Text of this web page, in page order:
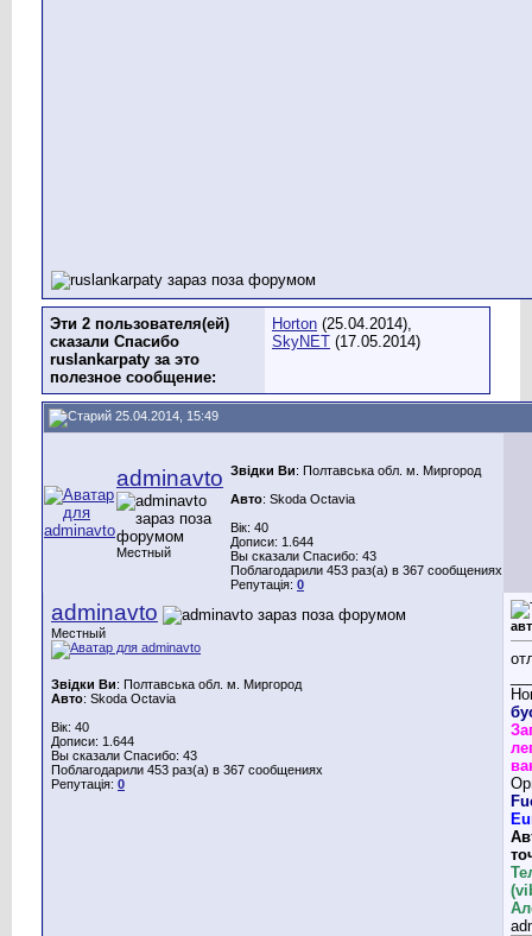
Эти 2 пользователя(ей)
сказали Спасибо
ruslankarpaty за это
полезное сообщение:
Horton (25.04.2014),
SkyNET (17.05.2014)
25.04.2014, 15:49
adminavto
Местный
Звідки Ви: Полтавська обл. м. Миргород
Авто: Skoda Octavia
Вік: 40
Дописи: 1.644
Вы сказали Спасибо: 43
Поблагодарили 453 раз(а) в 367 сообщениях
Репутація: 0
adminavto
Местный
Звідки Ви: Полтавська обл. м. Миргород
Авто: Skoda Octavia
Вік: 40
Дописи: 1.644
Вы сказали Спасибо: 43
Поблагодарили 453 раз(а) в 367 сообщениях
Репутація: 0